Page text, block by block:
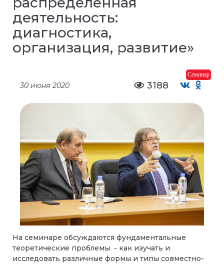
деятельность:
диагностика,
организация, развитие»
Семинар
30 июня 2020 3188
На семинаре обсуждаются фундаментальные
теоретические проблемы - как изучать и
исследовать различные формы и типы совместно-